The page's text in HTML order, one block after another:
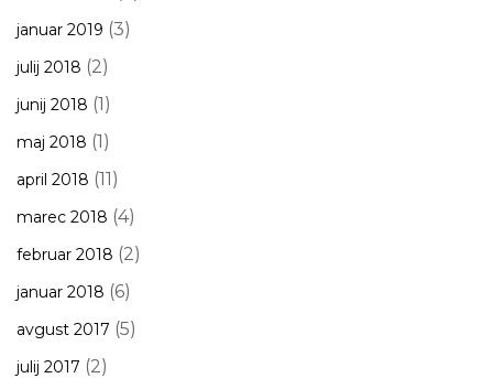
januar 2019 (3)
julij 2018 (2)
junij 2018 (1)
maj 2018 (1)
april 2018 (11)
marec 2018 (4)
februar 2018 (2)
januar 2018 (6)
avgust 2017 (5)
julij 2017 (2)